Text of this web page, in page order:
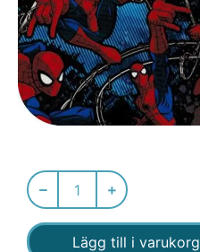
Lägg till i varukorg